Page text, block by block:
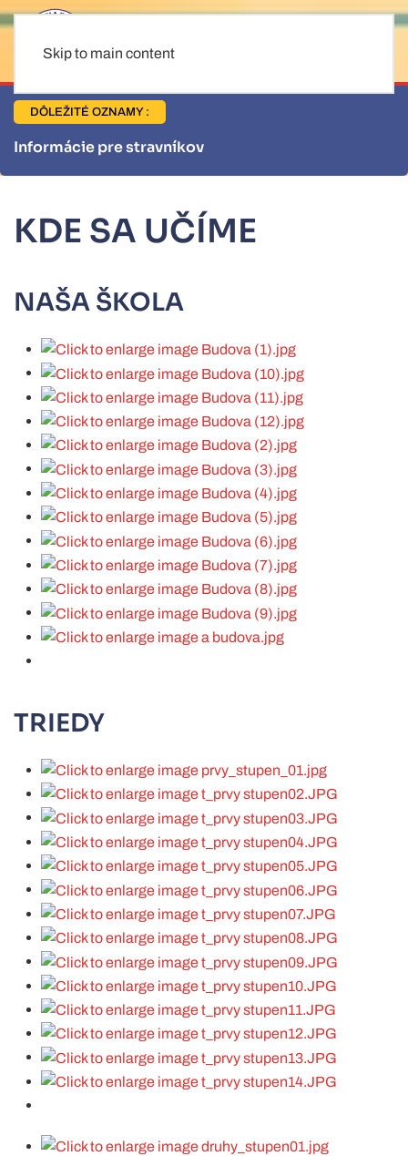
Skip to main content
DÔLEŽITÉ OZNAMY :
Informácie pre stravníkov
KDE SA UČÍME
NAŠA ŠKOLA
TRIEDY